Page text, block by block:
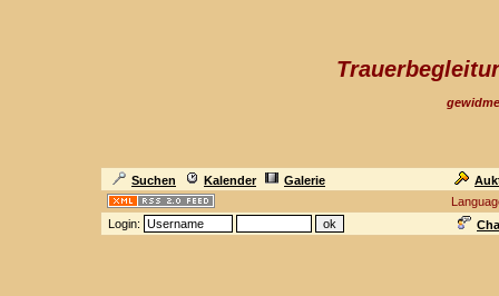
Suchen Kalender Galerie
Login: